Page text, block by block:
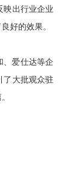
映出行业企业
好的效果。
、爱仕达等企
了大批观众驻